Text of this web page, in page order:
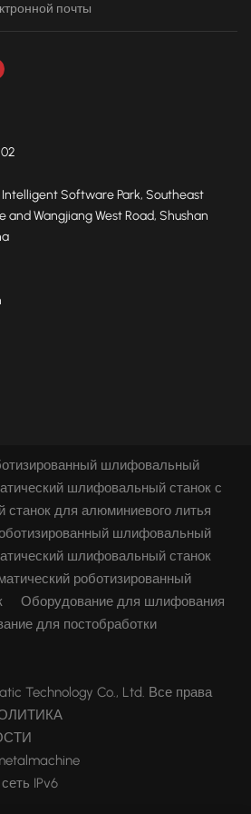
Intelligent Software Park, Southeast
and Wangjiang West Road, Shushan
шлифовальный
шлифовальный станок с
для алюминиевого литья
шлифовальный
шлифовальный станок
роботизированный
Оборудование для шлифования
для постобработки
Technology Co., Ltd. Все права
IPv6